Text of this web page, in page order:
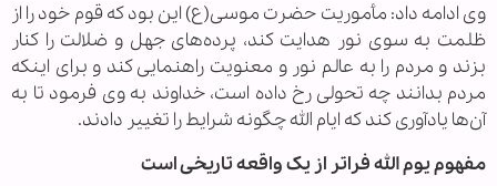
وی ادامه داد: مأموریت حضرت موسی(ع) این بود که قوم خود را از
ظلمت به سوی نور هدایت کند، پرده‌های جهل و ضلالت را کنار
بزند و مردم را به عالم نور و معنویت راهنمایی کند و برای اینکه
مردم بدانند چه تحولی رخ داده است، خداوند به وی فرمود تا به
آن‌ها یادآوری کند که ایام الله چگونه شرایط را تغییر دادند.
مفهوم یوم الله فراتر از یک واقعه تاریخی است